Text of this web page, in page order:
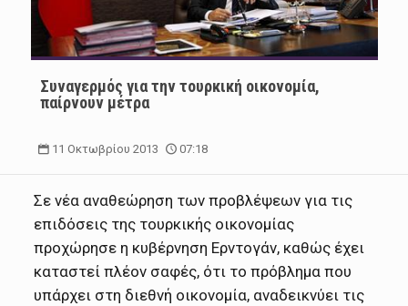
Συναγερμός για την τουρκική οικονομία,
παίρνουν μέτρα
11 Οκτωβρίου 2013 07:18
Σε νέα αναθεώρηση των προβλέψεων για τις
επιδόσεις της τουρκικής οικονομίας
προχώρησε η κυβέρνηση Ερντογάν, καθώς έχει
καταστεί πλέον σαφές, ότι το πρόβλημα που
υπάρχει στη διεθνή οικονομία, αναδεικνύει τις